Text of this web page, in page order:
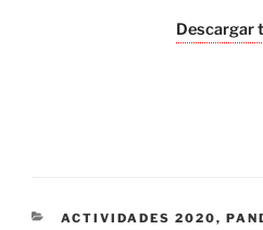
Descargar
CATEGORÍAS
ACTIVIDADES 2020,